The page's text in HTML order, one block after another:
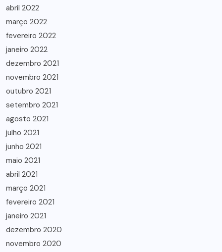
abril 2022
março 2022
fevereiro 2022
janeiro 2022
dezembro 2021
novembro 2021
outubro 2021
setembro 2021
agosto 2021
julho 2021
junho 2021
maio 2021
abril 2021
março 2021
fevereiro 2021
janeiro 2021
dezembro 2020
novembro 2020